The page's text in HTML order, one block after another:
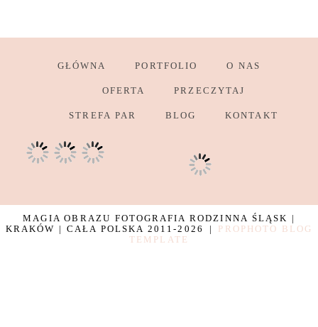
GŁÓWNA PORTFOLIO O NAS
OFERTA PRZECZYTAJ
STREFA PAR BLOG KONTAKT
MAGIA OBRAZU FOTOGRAFIA RODZINNA ŚLĄSK |
KRAKÓW | CAŁA POLSKA 2011-2026
|
PROPHOTO BLOG
TEMPLATE